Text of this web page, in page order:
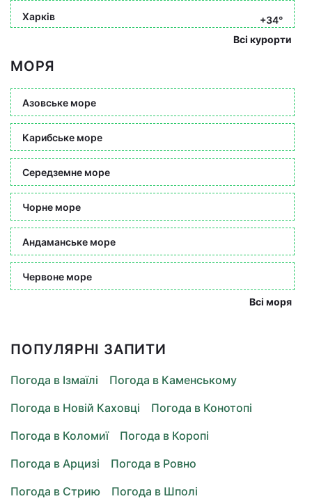
Харків
+34°
Всі курорти
МОРЯ
Азовське море
Карибське море
Середземне море
Чорне море
Андаманське море
Червоне море
Всі моря
ПОПУЛЯРНІ ЗАПИТИ
Погода в Ізмаїлі
Погода в Каменському
Погода в Новій Каховці
Погода в Конотопі
Погода в Коломиї
Погода в Коропі
Погода в Арцизі
Погода в Ровно
Погода в Стрию
Погода в Шполі